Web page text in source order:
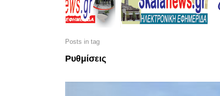
Posts in tag
Ρυθμίσεις